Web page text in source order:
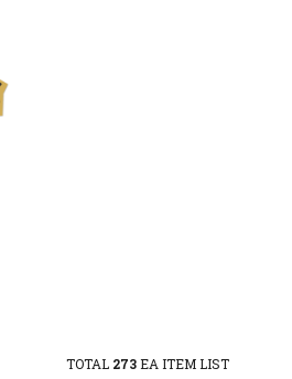
TOTAL 273EA ITEM LIST